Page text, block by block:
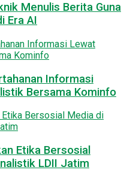
Menulis Berita Guna
Era AI
Informasi
Bersama Kominfo
Etika Bersosial
LDII Jatim